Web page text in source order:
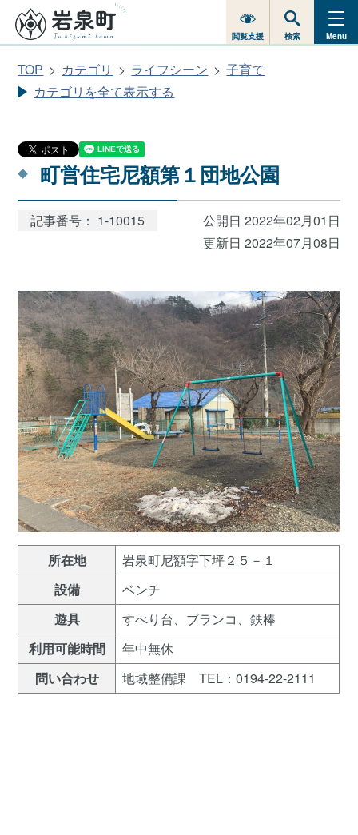
閲覧支援 検索 Menu
TOP カテゴリ ライフシーン
子育て
カテゴリを全て表示する
町営住宅尼額第１団地公園
記事番号： 1-10015
公開日 2022年02月01日
更新日 2022年07月08日
所在地
岩泉町尼額字下坪２５－１
設備
ベンチ
遊具
すべり台、ブランコ、鉄棒
利用可能時間
年中無休
問い合わせ
地域整備課 TEL：0194-22-2111